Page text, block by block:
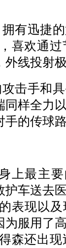
有迅捷
喜欢通
外线投射
击手和
样全力
的传球
上最主
护车送去
表现以
为服用了
森还出